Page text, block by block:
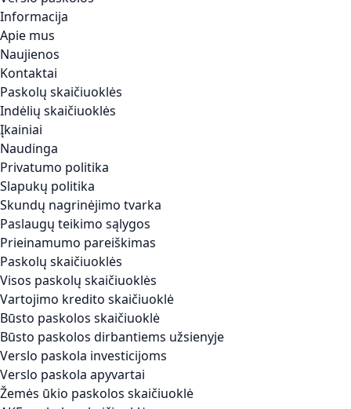
Informacija
Apie mus
Naujienos
Kontaktai
Paskolų skaičiuoklės
Indėlių skaičiuoklės
Įkainiai
Naudinga
Privatumo politika
Slapukų politika
Skundų nagrinėjimo tvarka
Paslaugų teikimo sąlygos
Prieinamumo pareiškimas
Paskolų skaičiuoklės
Visos paskolų skaičiuoklės
Vartojimo kredito skaičiuoklė
Būsto paskolos skaičiuoklė
Būsto paskolos dirbantiems užsienyje
Verslo paskola investicijoms
Verslo paskola apyvartai
Žemės ūkio paskolos skaičiuoklė